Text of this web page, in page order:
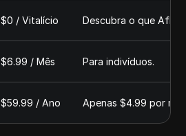
$0 / Vitalício Descubra o que
$6.99 / Mês Para indivíduos.
$59.99 / Ano Apenas $4.99 por